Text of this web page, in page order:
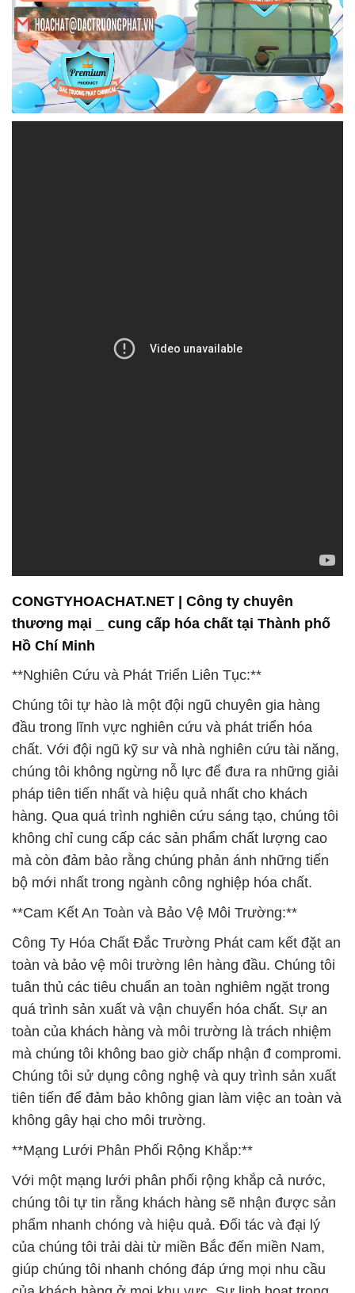
CONGTYHOACHAT.NET | Công ty chuyên
thương mại _ cung cấp hóa chất tại Thành phố
Hồ Chí Minh
**Nghiên Cứu và Phát Triển Liên Tục:**
Chúng tôi tự hào là một đội ngũ chuyên gia hàng
đầu trong lĩnh vực nghiên cứu và phát triển hóa
chất. Với đội ngũ kỹ sư và nhà nghiên cứu tài năng,
chúng tôi không ngừng nỗ lực để đưa ra những giải
pháp tiên tiến nhất và hiệu quả nhất cho khách
hàng. Qua quá trình nghiên cứu sáng tạo, chúng tôi
không chỉ cung cấp các sản phẩm chất lượng cao
mà còn đảm bảo rằng chúng phản ánh những tiến
bộ mới nhất trong ngành công nghiệp hóa chất.
**Cam Kết An Toàn và Bảo Vệ Môi Trường:**
Công Ty Hóa Chất Đắc Trường Phát cam kết đặt an
toàn và bảo vệ môi trường lên hàng đầu. Chúng tôi
tuân thủ các tiêu chuẩn an toàn nghiêm ngặt trong
quá trình sản xuất và vận chuyển hóa chất. Sự an
toàn của khách hàng và môi trường là trách nhiệm
mà chúng tôi không bao giờ chấp nhận đ compromi.
Chúng tôi sử dụng công nghệ và quy trình sản xuất
tiên tiến để đảm bảo không gian làm việc an toàn và
không gây hại cho môi trường.
**Mạng Lưới Phân Phối Rộng Khắp:**
Với một mạng lưới phân phối rộng khắp cả nước,
chúng tôi tự tin rằng khách hàng sẽ nhận được sản
phẩm nhanh chóng và hiệu quả. Đối tác và đại lý
của chúng tôi trải dài từ miền Bắc đến miền Nam,
giúp chúng tôi nhanh chóng đáp ứng mọi nhu cầu